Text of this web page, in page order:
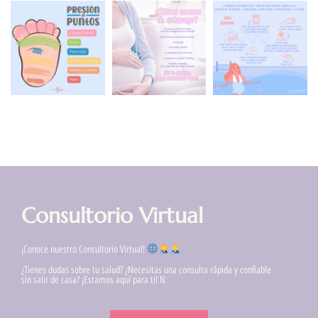
Consultorio Virtual
¡Conoce nuestro Consultorio Virtual!
¿Tienes dudas sobre tu salud? ¿Necesitas una consulta rápida y confiable
sin salir de casa? ¡Estamos aquí para ti! N